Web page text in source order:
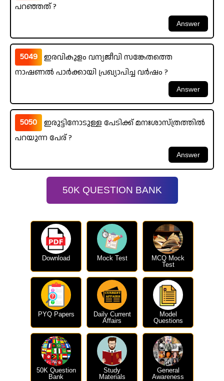
പറഞ്ഞത് ?
5049 ഇരവികുളം വന്യജീവി സങ്കേതത്തെ
നാഷണൽ പാർക്കായി പ്രഖ്യാപിച്ച വർഷം ?
5050
ഇരുട്ടിനോടുള്ള പേടിക്ക് മനഃശാസ്ത്രത്തിൽ
പറയുന്ന പേര് ?
50K QUESTION BANK
Download Mock Test
MCQ Mock
Test
PYQ Papers
Daily Current
Affairs
Model
Questions
50K Question
Bank
Study
Materials
General
Awareness